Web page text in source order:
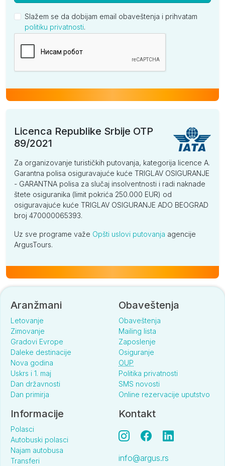
Slažem se da dobijam email obaveštenja i prihvatam
politiku privatnosti.
Licenca Republike Srbije OTP
89/2021
Za organizovanje turističkih putovanja, kategorija licence A.
Garantna polisa osiguravajuće kuće TRIGLAV OSIGURANJE
- GARANTNA polisa za slučaj insolventnosti i radi naknade
štete osiguranika (limit pokrića 250.000 EUR) od
osiguravajuće kuće TRIGLAV OSIGURANJE ADO BEOGRAD
broj 470000065393.
Uz sve programe važe Opšti uslovi putovanja agencije
ArgusTours.
Aranžmani
Letovanje
Zimovanje
Gradovi Evrope
Daleke destinacije
Nova godina
Uskrs i 1. maj
Dan državnosti
Dan primirja
Obaveštenja
Obaveštenja
Mailing lista
Zaposlenje
Osiguranje
OUP
Politika privatnosti
SMS novosti
Online rezervacije uputstvo
Informacije
Polasci
Autobuski polasci
Najam autobusa
Transferi
Kontakt
info@argus.rs